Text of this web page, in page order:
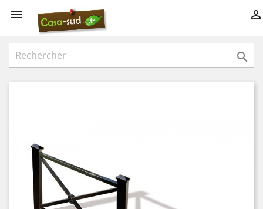
 
